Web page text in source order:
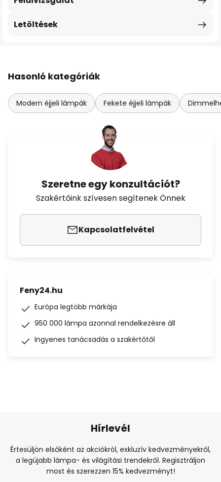
Letöltések
Hasonló kategóriák
Modern éjjeli lámpák Fekete éjjeli lámpák
Szeretne egy konzultációt?
Szakértőink szívesen segítenek Önnek
Kapcsolatfelvétel
Feny24.hu
Európa legtöbb márkája
950 000 lámpa azonnal rendelkezésre áll
Ingyenes tanácsadás a szakértőtől
Hírlevél
Értesüljön elsőként az akciókról, exkluzív kedvezményekről,
a legújabb lámpa- és világítási trendekről. Regisztráljon
most és szerezzen 15% kedvezményt!